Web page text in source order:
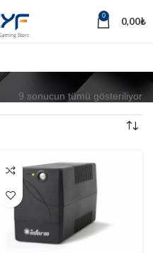
0 0,00₺
9 sonucun tümü gösteriliyor